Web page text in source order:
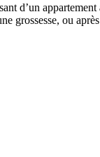
d’un
grossesse, ou